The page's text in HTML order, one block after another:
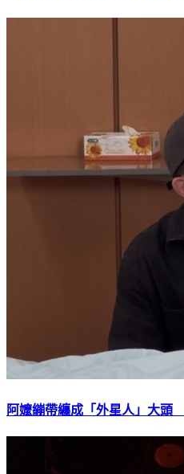
阿嬤繃帶纏成「外星人」大